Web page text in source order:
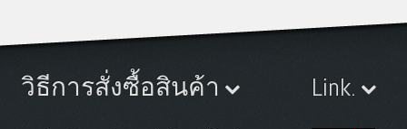
วิธีการสั่งซื้อสินค้า Link.